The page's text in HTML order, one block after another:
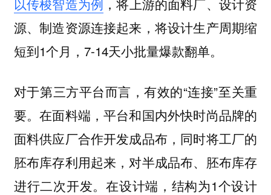
以传梭智造为例 ，将上游的面料厂、设计资
源、制造资源连接起来，将设计生产周期缩
短到1个月，7-14天小批量爆款翻单。
对于第三方平台而言，有效的“连接”至关重
要。在面料端，平台和国内外快时尚品牌的
面料供应厂合作开发成品布，同时将工厂的
胚布库存利用起来，对半成品布、胚布库存
进行二次开发。在设计端，结构为1个设计